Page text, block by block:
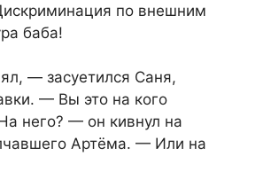
по внешним
баба!
— засуетился Саня,
— Вы это на кого
него? — он кивнул на
Артёма. — Или на